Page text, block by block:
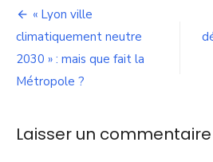
les
perspectives
l’Ouest
Navigation
de
l’article
« Lyon ville
climatiquement neutre
2030 » : mais que fait la
Métropole ?
Laisser un commentaire